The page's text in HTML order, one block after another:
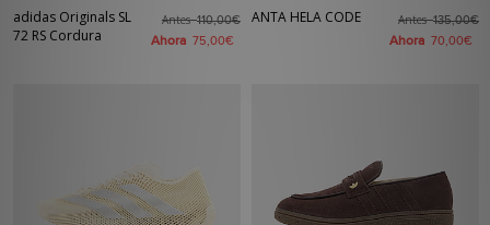
adidas Originals SL
72 RS Cordura
Antes110,00€
Ahora 75,00€
ANTA HELA CODE Antes135,00€
Ahora 70,00€